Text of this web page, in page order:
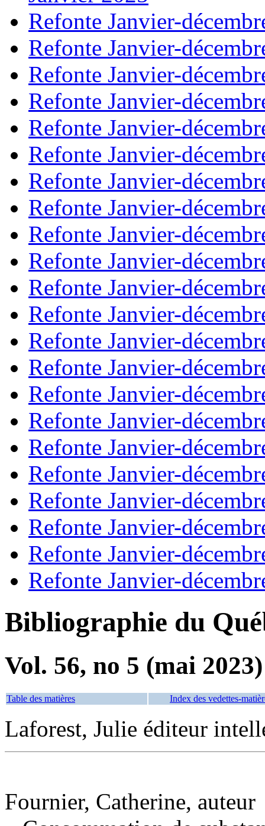
Refonte Janvier-
Refonte Janvier-
Refonte Janvier-
Refonte Janvier-
Refonte Janvier-
Refonte Janvier-
Refonte Janvier-
Refonte Janvier-
Refonte Janvier-
Refonte Janvier-
Refonte Janvier-
Refonte Janvier-
Refonte Janvier-
Refonte Janvier-
Refonte Janvier-
Refonte Janvier-
Refonte Janvier-
Refonte Janvier-
Refonte Janvier-
Refonte Janvier-
Refonte Janvier-
Refonte Janvier-
Bibliographie du
Vol. 56, no 5 (mai 2023)
Table des matières Index des vedettes-
Laforest, Julie éditeur
Fournier, Catherine, auteur